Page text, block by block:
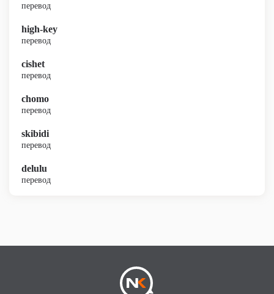
перевод
high-key
перевод
cishet
перевод
chomo
перевод
skibidi
перевод
delulu
перевод